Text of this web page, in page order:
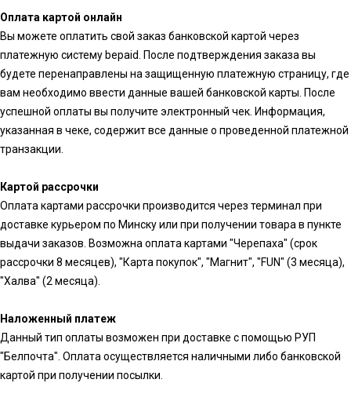
Оплата картой онлайн
Вы можете оплатить свой заказ банковской картой через
платежную систему bepaid. После подтверждения заказа вы
будете перенаправлены на защищенную платежную страницу, где
вам необходимо ввести данные вашей банковской карты. После
успешной оплаты вы получите электронный чек. Информация,
указанная в чеке, содержит все данные о проведенной платежной
транзакции.
Картой рассрочки
Оплата картами рассрочки производится через терминал при
доставке курьером по Минску или при получении товара в пункте
выдачи заказов. Возможна оплата картами "Черепаха" (срок
рассрочки 8 месяцев), "Карта покупок", "Магнит", "FUN" (3 месяца),
"Халва" (2 месяца).
Наложенный платеж
Данный тип оплаты возможен при доставке с помощью РУП
"Белпочта". Оплата осуществляется наличными либо банковской
картой при получении посылки.